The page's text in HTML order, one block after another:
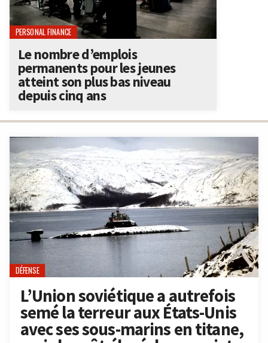
DÉFENSE
L’Union soviétique a autrefois
semé la terreur aux États-Unis
avec ses sous-marins en titane,
PERSONAL FINANCE
Le nombre d’emplois
permanents pour les jeunes
atteint son plus bas niveau
depuis cinq ans